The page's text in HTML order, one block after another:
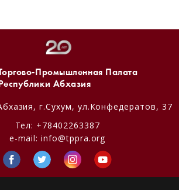
Промышленная Палата
Абхазия
г.Сухум, ул.Конфедератов, 37
Тел: +78402263387
e-mail:info@tppra.org